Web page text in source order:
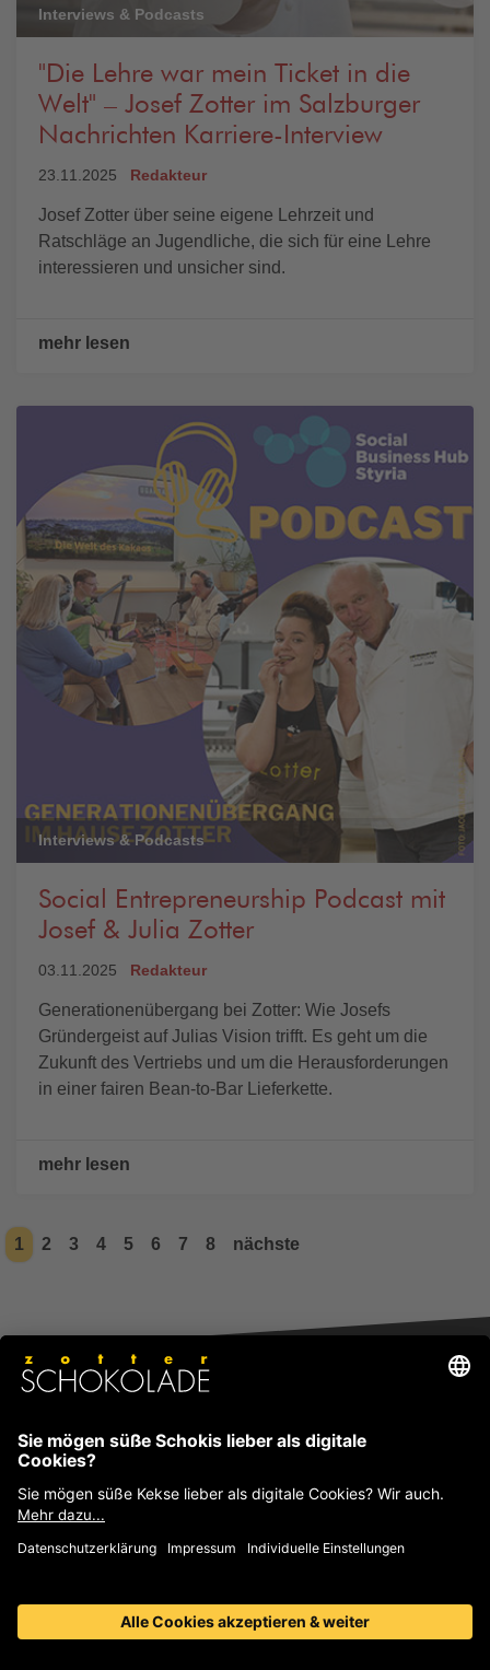
Interviews & Podcasts
"Die Lehre war mein Ticket in die
Welt" – Josef Zotter im Salzburger
Nachrichten Karriere-Interview
23.11.2025 Redakteur
Josef Zotter über seine eigene Lehrzeit und
Ratschläge an Jugendliche, die sich für eine Lehre
interessieren und unsicher sind.
mehr lesen
Interviews & Podcasts
Social Entrepreneurship Podcast mit
Josef & Julia Zotter
03.11.2025 Redakteur
Generationenübergang bei Zotter: Wie Josefs
Gründergeist auf Julias Vision trifft. Es geht um die
Zukunft des Vertriebs und um die Herausforderungen
in einer fairen Bean-to-Bar Lieferkette.
mehr lesen
1 2 3 4 5 6 7 8 nächste
Zotter Schokolade GmbH
Bergl 56, 8333 Riegersburg, AUSTRIA
+43 3152 5554